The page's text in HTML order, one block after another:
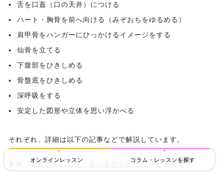
オンラインレッスン コラム・レッスンを探す
舌を口蓋（口の天井）につける
ハート・胸骨を前へ向ける（みぞおちをゆるめる）
肩甲骨をハンガーにひっかけるイメージをする
仙骨を立てる
下腹部をひきしめる
骨盤底をひきしめる
深呼吸をする
安定した図形や立体を思い浮かべる
それぞれ、詳細は以下の記事などで解説しています。
姿勢改善のコツ・良い姿勢を自然に導くトリガー